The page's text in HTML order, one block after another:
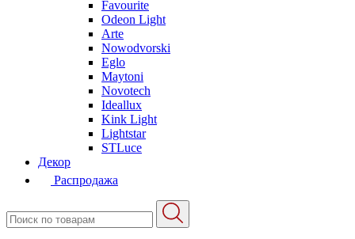
Favourite
Odeon Light
Arte
Nowodvorski
Eglo
Maytoni
Novotech
Ideallux
Kink Light
Lightstar
STLuce
Декор
Распродажа